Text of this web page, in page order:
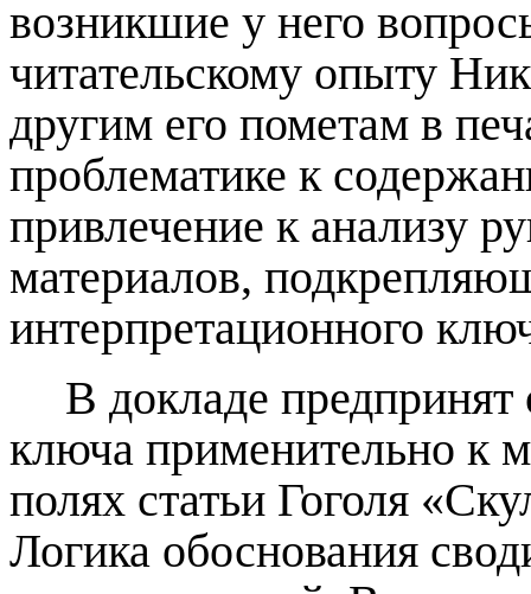
возникшие у него
читательскому опыту
другим его пометам в
проблематике к
привлечение к анализу
материалов,
интерпретационного
В докладе предпринят
ключа применительно к
полях статьи Гоголя
Логика обоснования